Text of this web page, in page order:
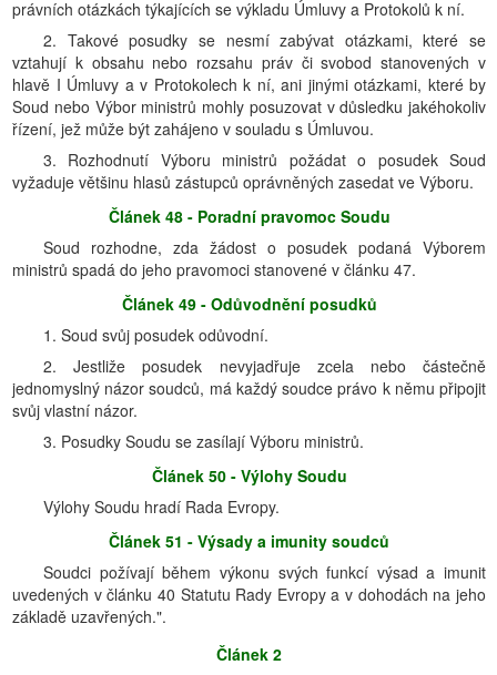
právních otázkách týkajících se výkladu Úmluvy a Protokolů k ní.
2. Takové posudky se nesmí zabývat otázkami, které se
vztahují k obsahu nebo rozsahu práv či svobod stanovených v
hlavě I Úmluvy a v Protokolech k ní, ani jinými otázkami, které by
Soud nebo Výbor ministrů mohly posuzovat v důsledku jakéhokoliv
řízení, jež může být zahájeno v souladu s Úmluvou.
3. Rozhodnutí Výboru ministrů požádat o posudek Soud
vyžaduje většinu hlasů zástupců oprávněných zasedat ve Výboru.
Článek 48 - Poradní pravomoc Soudu
Soud rozhodne, zda žádost o posudek podaná Výborem
ministrů spadá do jeho pravomoci stanovené v článku 47.
Článek 49 - Odůvodnění posudků
1. Soud svůj posudek odůvodní.
2. Jestliže posudek nevyjadřuje zcela nebo částečně
jednomyslný názor soudců, má každý soudce právo k němu připojit
svůj vlastní názor.
3. Posudky Soudu se zasílají Výboru ministrů.
Článek 50 - Výlohy Soudu
Výlohy Soudu hradí Rada Evropy.
Článek 51 - Výsady a imunity soudců
Soudci požívají během výkonu svých funkcí výsad a imunit
uvedených v článku 40 Statutu Rady Evropy a v dohodách na jeho
základě uzavřených.".
Článek 2